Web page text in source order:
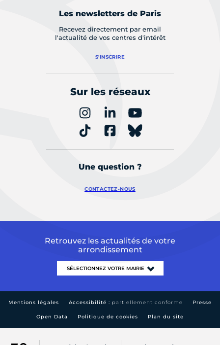
Les newsletters de Paris
Recevez directement par email
l'actualité de vos centres d'intérêt
S'INSCRIRE
Sur les réseaux
Une question ?
CONTACTEZ-NOUS
Retrouvez les actualités de votre
arrondissement
Mentions légales Accessibilité : partiellement conforme Presse
Open Data Politique de cookies Plan du site